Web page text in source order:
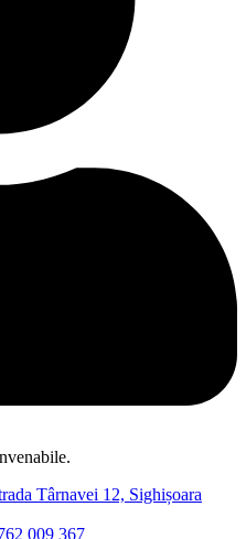
Târnavei 12, Sighișoara
009 367